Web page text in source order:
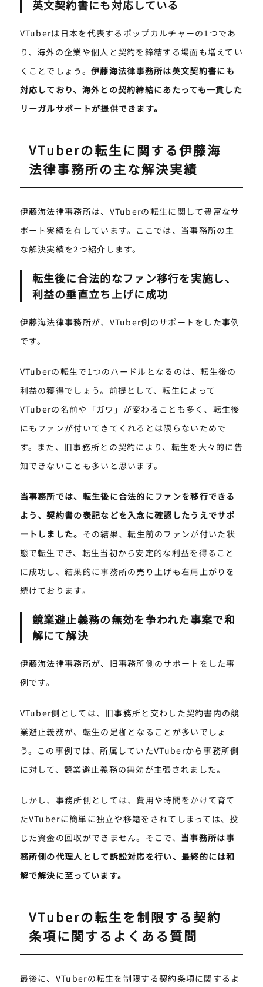
英文契約書にも対応している
VTuberは日本を代表するポップカルチャーの1つであ
り、海外の企業や個人と契約を締結する場面も増えてい
くことでしょう。 伊藤海法律事務所は英文契約書にも
対応しており、海外との契約締結にあたっても一貫した
リーガルサポートが提供できます。
VTuberの転生に関する伊藤海
法律事務所の主な解決実績
伊藤海法律事務所は、VTuberの転生に関して豊富なサ
ポート実績を有しています。ここでは、当事務所の主
な解決実績を2つ紹介します。
転生後に合法的なファン移行を実施し、
利益の垂直立ち上げに成功
伊藤海法律事務所が、VTuber側のサポートをした事例
です。
VTuberの転生で1つのハードルとなるのは、転生後の
利益の獲得でしょう。前提として、転生によって
VTuberの名前や「ガワ」が変わることも多く、転生後
にもファンが付いてきてくれるとは限らないためで
す。また、旧事務所との契約により、転生を大々的に告
知できないことも多いと思います。
当事務所では、転生後に合法的にファンを移行できる
よう、契約書の表記などを入念に確認したうえでサポ
ートしました。 その結果、転生前のファンが付いた状
態で転生でき、転生当初から安定的な利益を得ること
に成功し、結果的に事務所の売り上げも右肩上がりを
続けております。
競業避止義務の無効を争われた事案で和
解にて解決
伊藤海法律事務所が、旧事務所側のサポートをした事
例です。
VTuber側としては、旧事務所と交わした契約書内の競
業避止義務が、転生の足枷となることが多いでしょ
う。この事例では、所属していたVTuberから事務所側
に対して、競業避止義務の無効が主張されました。
しかし、事務所側としては、費用や時間をかけて育て
たVTuberに簡単に独立や移籍をされてしまっては、投
じた資金の回収ができません。そこで、 当事務所は事
務所側の代理人として訴訟対応を行い、最終的には和
解で解決に至っています。
VTuberの転生を制限する契約
条項に関するよくある質問
最後に、VTuberの転生を制限する契約条項に関するよ